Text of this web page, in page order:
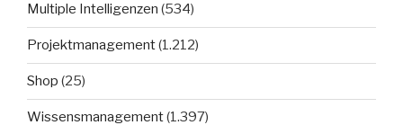
Multiple Intelligenzen (534)
Projektmanagement(1.212)
Shop (25)
Wissensmanagement(1.397)